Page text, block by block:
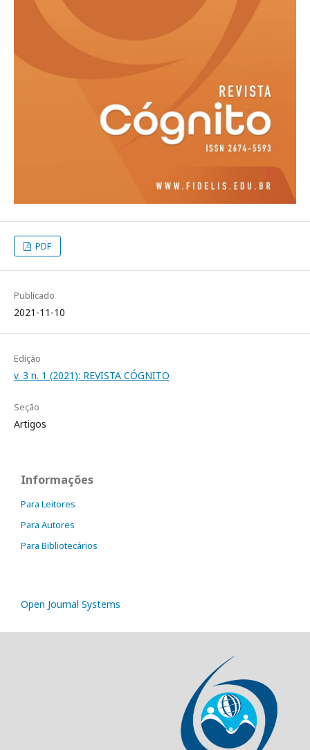
PDF
Publicado
2021-11-10
Edição
v. 3 n. 1 (2021): REVISTA CÓGNITO
Seção
Artigos
Informações
Para Leitores
Para Autores
Para Bibliotecários
Open Journal Systems